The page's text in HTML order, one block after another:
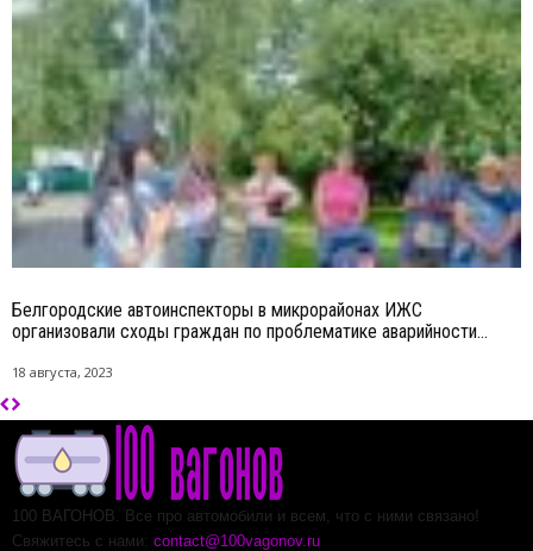
Белгородские автоинспекторы в микрорайонах ИЖС
организовали сходы граждан по проблематике аварийности...
18 августа, 2023
100 ВАГОНОВ. Все про автомобили и всем, что с ними связано!
Свяжитесь с нами: contact@100vagonov.ru